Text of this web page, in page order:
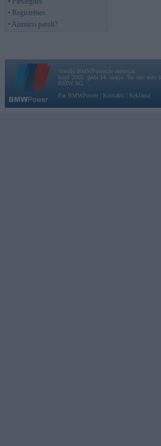
• Reģistrēties
• Aizmirsi paroli?
Vortāls BMWPower.lv darbojas
kopš 2002. gada 14. maija. Tas nav auto
BMW AG.
Par BMWPower
Kontakti Reklāma